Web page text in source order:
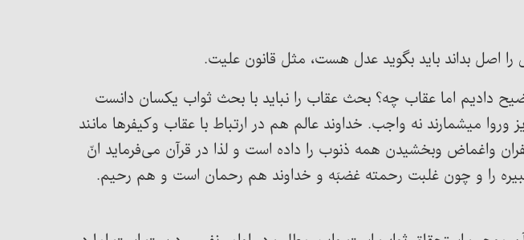
اصل بداند باید بگوید عدل هست، مثل قانون علیت.
دادیم اما عقاب چه؟ بحث عقاب را نباید با بحث ثواب یکسان دانست
میشمارند نه واجب. خداوند عالم هم در ارتباط با عقاب وکیفرها مانند
واغماض وبخشیدن همه ذنوب را داده است و لذا در قرآن می‌فرماید انّ
را و چون غلبت رحمته غضبَه و خداوند هم رحمان است و هم رحیم.